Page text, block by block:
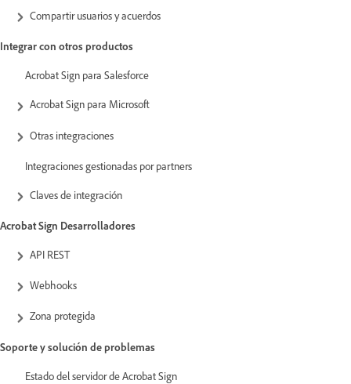
Compartir usuarios y acuerdos
Integrar con otros productos
Acrobat Sign para Salesforce
Acrobat Sign para Microsoft
Otras integraciones
Integraciones gestionadas por partners
Claves de integración
Acrobat Sign Desarrolladores
API REST
Webhooks
Zona protegida
Soporte y solución de problemas
Estado del servidor de Acrobat Sign